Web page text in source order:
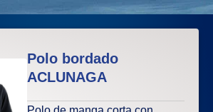
Polo bordado
ACLUNAGA